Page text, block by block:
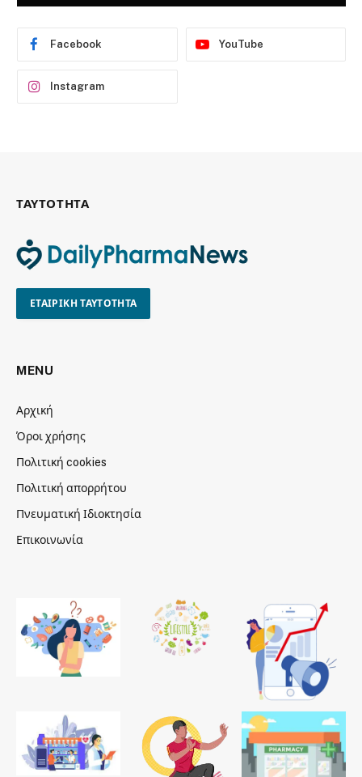
Facebook YouTube
Instagram
ΤΑΥΤΟΤΗΤΑ
ΕΤΑΙΡΙΚΗ ΤΑΥΤΟΤΗΤΑ
MENU
Αρχική
Όροι χρήσης
Πολιτική cookies
Πολιτική απορρήτου
Πνευματική Ιδιοκτησία
Επικοινωνία